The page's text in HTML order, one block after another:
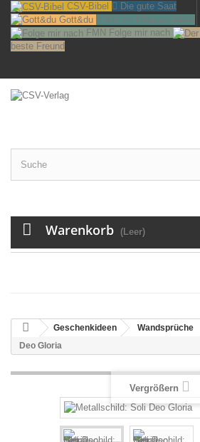
CSV-Bibel
Die gute Saat
Gott&du
IGL
Im Glauben leben
FMN Folge mir nach
beste Freund
Warenkorb (Leer)
Geschenkideen Wandsprüche
Deo Gloria
Vergrößern